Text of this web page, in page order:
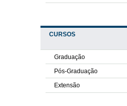
CURSOS
Graduação
Pós-Graduação
Extensão